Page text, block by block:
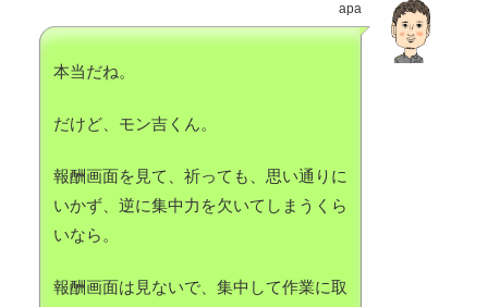
apa
本当だね。
だけど、モン吉くん。
報酬画面を見て、祈っても、思い通りに
いかず、逆に集中力を欠いてしまうくら
いなら。
報酬画面は見ないで、集中して作業に取